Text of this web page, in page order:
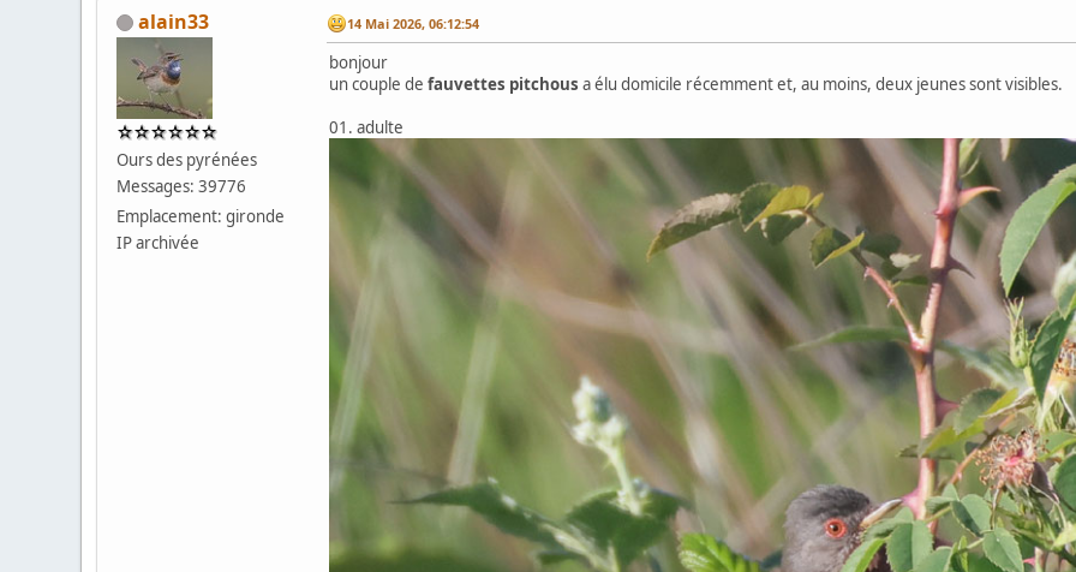
alain33
Ours des pyrénées
Messages: 39776
Emplacement: gironde
IP archivée
14 Mai 2026, 06:12:54
bonjour
un couple defauvettes pitchous a élu domicile récemment et, au moins, deux jeunes sont visibles.
01. adulte